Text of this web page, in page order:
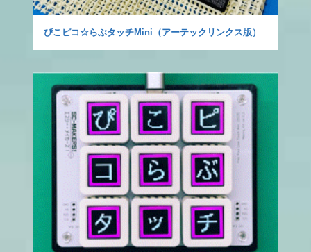
ぴこピコ☆らぶタッチMini（アーテックリンクス版）